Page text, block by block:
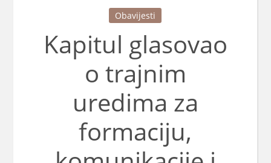
Obavijesti
Kapitul glasovao
o trajnim
uredima za
formaciju,